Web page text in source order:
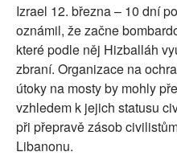
Izrael 12. března – 10 dní
oznámil, že začne
které podle něj Hizballáh
zbraní. Organizace na
útoky na mosty by mohly
vzhledem k jejich statusu
při přepravě zásob
Libanonu.